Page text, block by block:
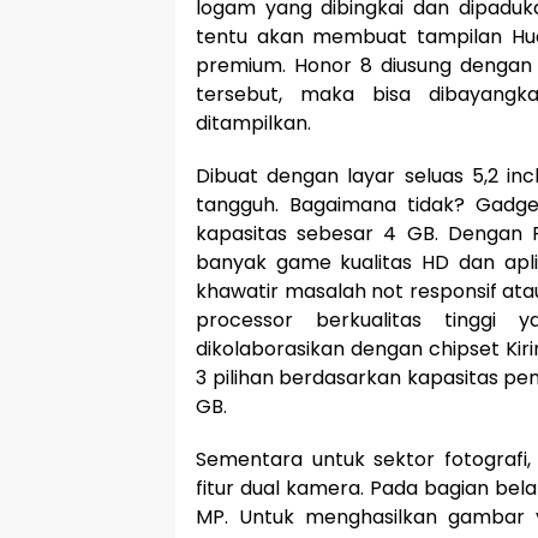
logam yang dibingkai dan
tentu akan membuat tampilan
premium. Honor 8 diusung
tersebut, maka bisa
ditampilkan.
Dibuat dengan layar seluas 5,2
tangguh. Bagaimana tidak?
kapasitas sebesar 4 GB. Dengan
banyak game kualitas HD dan
khawatir masalah not responsif
processor berkualitas tinggi
dikolaborasikan dengan chipset
3 pilihan berdasarkan kapasitas
GB.
Sementara untuk sektor fotografi,
fitur dual kamera. Pada bagian
MP. Untuk menghasilkan